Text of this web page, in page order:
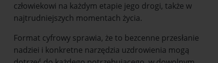
człowiekowi na każdym etapie jego drogi, także w
najtrudniejszych momentach życia.
Format cyfrowy sprawia, że to bezcenne przesłanie
nadziei i konkretne narzędzia uzdrowienia mogą